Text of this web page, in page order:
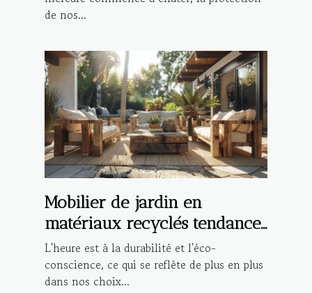
de nos...
Mobilier de jardin en
matériaux recyclés tendances
et inspirations
L'heure est à la durabilité et l'éco-
conscience, ce qui se reflète de plus en plus
dans nos choix...